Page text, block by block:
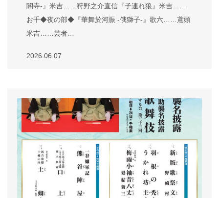
閣寺-』米吉……狩野之介直信『子連れ狼』米吉……
お千◆夜の部◆『華舞於河賑 -俄獅子-』歌六……鳶頭
米吉……芸者…
2026.06.07